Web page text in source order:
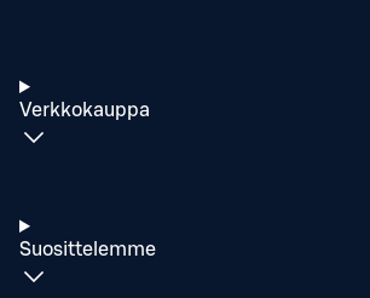
Verkkokauppa
Suosittelemme